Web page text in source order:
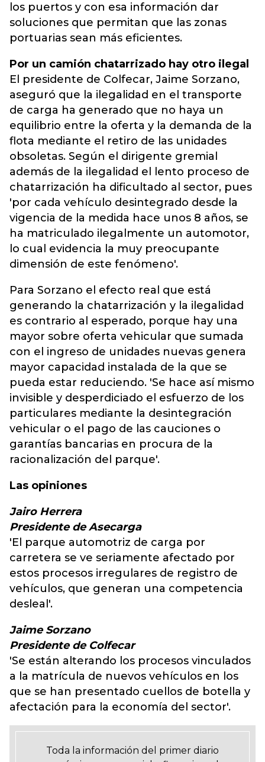
los puertos y con esa información dar
soluciones que permitan que las zonas
portuarias sean más eficientes.
Por un camión chatarrizado hay otro ilegal
El presidente de Colfecar, Jaime Sorzano,
aseguró que la ilegalidad en el transporte
de carga ha generado que no haya un
equilibrio entre la oferta y la demanda de la
flota mediante el retiro de las unidades
obsoletas. Según el dirigente gremial
además de la ilegalidad el lento proceso de
chatarrización ha dificultado al sector, pues
'por cada vehículo desintegrado desde la
vigencia de la medida hace unos 8 años, se
ha matriculado ilegalmente un automotor,
lo cual evidencia la muy preocupante
dimensión de este fenómeno'.
Para Sorzano el efecto real que está
generando la chatarrización y la ilegalidad
es contrario al esperado, porque hay una
mayor sobre oferta vehicular que sumada
con el ingreso de unidades nuevas genera
mayor capacidad instalada de la que se
pueda estar reduciendo. 'Se hace así mismo
invisible y desperdiciado el esfuerzo de los
particulares mediante la desintegración
vehicular o el pago de las cauciones o
garantías bancarias en procura de la
racionalización del parque'.
Las opiniones
Jairo Herrera
Presidente de Asecarga
'El parque automotriz de carga por
carretera se ve seriamente afectado por
estos procesos irregulares de registro de
vehículos, que generan una competencia
desleal'.
Jaime Sorzano
Presidente de Colfecar
'Se están alterando los procesos vinculados
a la matrícula de nuevos vehículos en los
que se han presentado cuellos de botella y
afectación para la economía del sector'.
Toda la información del primer diario